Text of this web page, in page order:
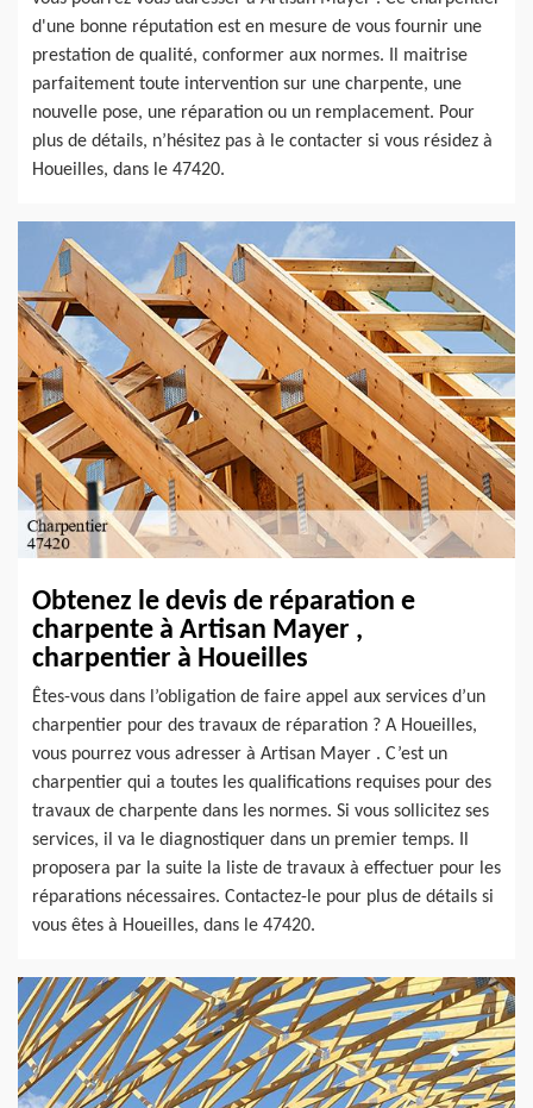
d'une bonne réputation est en mesure de vous fournir une
prestation de qualité, conformer aux normes. Il maitrise
parfaitement toute intervention sur une charpente, une
nouvelle pose, une réparation ou un remplacement. Pour
plus de détails, n’hésitez pas à le contacter si vous résidez à
Houeilles, dans le 47420.
Obtenez le devis de réparation e
charpente à Artisan Mayer ,
charpentier à Houeilles
Êtes-vous dans l’obligation de faire appel aux services d’un
charpentier pour des travaux de réparation ? A Houeilles,
vous pourrez vous adresser à Artisan Mayer . C’est un
charpentier qui a toutes les qualifications requises pour des
travaux de charpente dans les normes. Si vous sollicitez ses
services, il va le diagnostiquer dans un premier temps. Il
proposera par la suite la liste de travaux à effectuer pour les
réparations nécessaires. Contactez-le pour plus de détails si
vous êtes à Houeilles, dans le 47420.